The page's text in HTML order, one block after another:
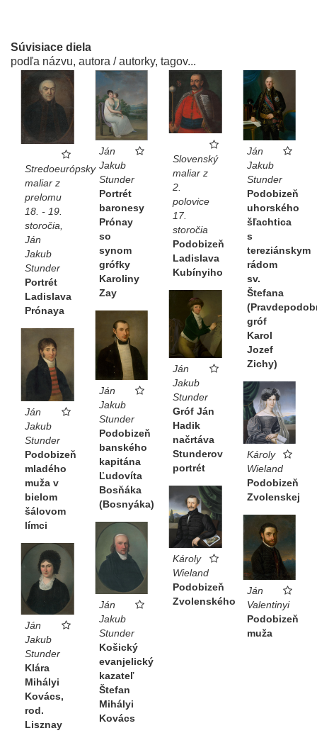
Súvisiace diela
podľa názvu, autora / autorky, tagov...
Stredoeurópsky
maliar z
prelomu
18. - 19.
storočia,
Ján
Jakub
Stunder
Portrét
Ladislava
Prónaya
Ján
Jakub
Stunder
Portrét
baronesy
Prónay
so
synom
grófky
Karoliny
Zay
Slovenský
maliar z
2.
polovice
17.
storočia
Podobizeň
Ladislava
Kubínyiho
Ján
Jakub
Stunder
Podobizeň
uhorského
šľachtica
s
tereziánskym
rádom
sv.
Štefana
gróf
Karol
Jozef
Zichy)
Ján
Jakub
Stunder
Gróf Ján
Hadik
načrtáva
Stunderov
portrét
Ján
Jakub
Stunder
Podobizeň
banského
kapitána
Ľudovíta
Bosňáka
(Bosnyáka)
Ján
Jakub
Stunder
Podobizeň
mladého
muža v
bielom
šálovom
límci
Károly
Wieland
Podobizeň
Zvolenskej
Károly
Wieland
Podobizeň
Zvolenského
Ján
Valentinyi
Podobizeň
muža
Ján
Jakub
Stunder
Košický
evanjelický
kazateľ
Štefan
Mihályi
Kovács
Ján
Jakub
Stunder
Klára
Mihályi
Kovács,
rod.
Lisznay